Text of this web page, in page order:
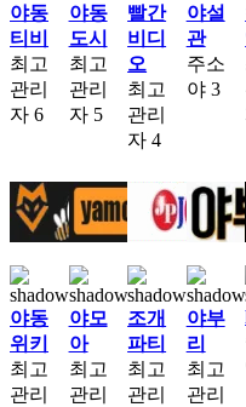
야동
티비
최고
관리
자 6
야동
도시
최고
관리
자 5
빨간
비디
오
최고
관리
자 4
야설
관
주소
야 3
야동
위키
최고
관리
야모
아
최고
관리
조개
파티
최고
관리
야부
리
최고
관리